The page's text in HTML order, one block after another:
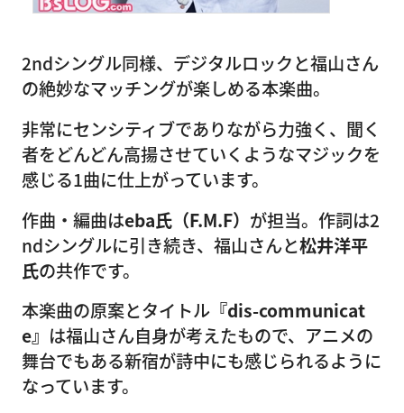
2ndシングル同様、デジタルロックと福山さん
の絶妙なマッチングが楽しめる本楽曲。
非常にセンシティブでありながら力強く、聞く
者をどんどん高揚させていくようなマジックを
感じる1曲に仕上がっています。
作曲・編曲はeba氏（F.M.F） が担当。作詞は2
ndシングルに引き続き、福山さんと松井洋平
氏の共作です。
本楽曲の原案とタイトル 『dis-communicat
e』 は福山さん自身が考えたもので、アニメの
舞台でもある新宿が詩中にも感じられるように
なっています。